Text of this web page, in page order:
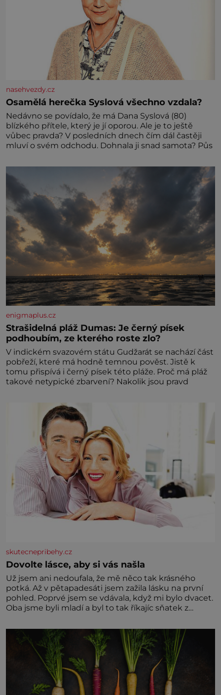
nasehvezdy.cz
Osamělá herečka Syslová všechno vzdala?
Nedávno se povídalo, že má Dana Syslová (80)
blízkého přítele, který je jí oporou. Ale je to ještě
vůbec pravda? V posledních dnech čím dál častěji
mluví o svém odchodu. Dohnala ji snad samota? Půs
enigmaplus.cz
Strašidelná pláž Dumas: Je černý písek
podhoubím, ze kterého roste zlo?
V indickém svazovém státu Gudžarát se nachází část
pobřeží, které má hodně temnou pověst. Jistě k
tomu přispívá i černý písek této pláže. Proč má pláž
takové netypické zbarvení? Nakolik jsou pravd
skutecnepribehy.cz
Dovolte lásce, aby si vás našla
Už jsem ani nedoufala, že mě něco tak krásného
potká. Až v pětapadesáti jsem zažila lásku na první
pohled. Poprvé jsem se vdávala, když mi bylo dvacet.
Oba jsme byli mladí a byl to tak říkajíc sňatek z
zaopatřený mladý muž. Manželství nám oběma moc
nesvědčilo, brzy jsme zjistili, že